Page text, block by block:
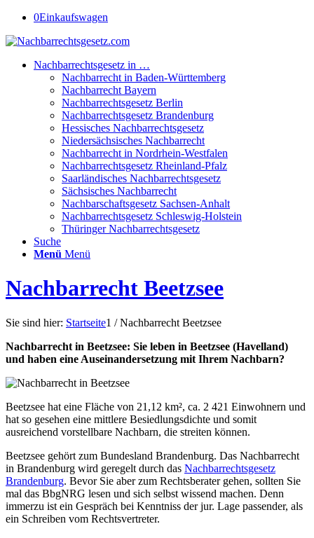
0Einkaufswagen
Nachbarrechtsgesetz in …
Nachbarrecht in Baden-Württemberg
Nachbarrecht Bayern
Nachbarrechtsgesetz Berlin
Nachbarrechtsgesetz Brandenburg
Hessisches Nachbarrechtsgesetz
Niedersächsisches Nachbarrecht
Nachbarrecht in Nordrhein-Westfalen
Nachbarrechtsgesetz Rheinland-Pfalz
Saarländisches Nachbarrechtsgesetz
Sächsisches Nachbarrecht
Nachbarschaftsgesetz Sachsen-Anhalt
Nachbarrechtsgesetz Schleswig-Holstein
Thüringer Nachbarrechtsgesetz
Suche
Menü Menü
Nachbarrecht Beetzsee
Sie sind hier: Startseite1 / Nachbarrecht Beetzsee
Nachbarrecht in Beetzsee: Sie leben in Beetzsee (Havelland)
und haben eine Auseinandersetzung mit Ihrem Nachbarn?
Beetzsee hat eine Fläche von 21,12 km², ca. 2 421 Einwohnern und
hat so gesehen eine mittlere Besiedlungsdichte und somit
ausreichend vorstellbare Nachbarn, die streiten können.
Beetzsee gehört zum Bundesland Brandenburg. Das Nachbarrecht
in Brandenburg wird geregelt durch das Nachbarrechtsgesetz
Brandenburg. Bevor Sie aber zum Rechtsberater gehen, sollten Sie
mal das BbgNRG lesen und sich selbst wissend machen. Denn
immerzu ist ein Gespräch bei Kenntniss der jur. Lage passender, als
ein Schreiben vom Rechtsvertreter.